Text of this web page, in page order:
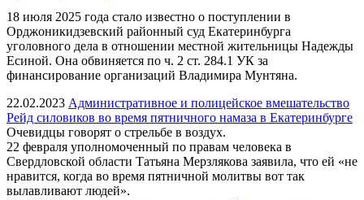
18 июля 2025 года стало известно о поступлении в
Орджоникидзевский районный суд Екатеринбурга
уголовного дела в отношении местной жительницы Надежды
Есиной. Она обвиняется по ч. 2 ст. 284.1 УК за
финансирование организаций Владимира Мунтяна.
22.02.2023 Административное и полицейское вмешательство
Рейд силовиков во время пятничного намаза в Екатеринбурге
Очевидцы говорят о стрельбе в воздух.
22 февраля уполномоченный по правам человека в
Свердловской области Татьяна Мерзлякова заявила, что ей «не
нравится, когда во время пятничной молитвы вот так
вылавливают людей».